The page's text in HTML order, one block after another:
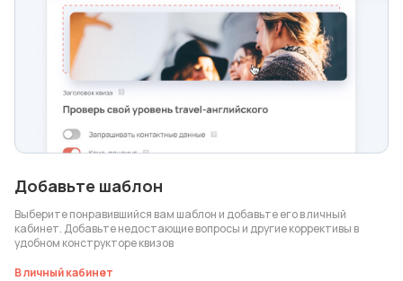
Добавьте шаблон
Выберите понравившийся вам шаблон и добавьте его в личный
кабинет. Добавьте недостающие вопросы и другие коррективы в
удобном конструкторе квизов
В личный кабинет